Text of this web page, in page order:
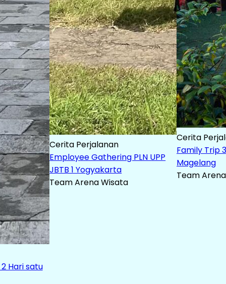
Hari satu
Cerita Perjalanan
Employee Gathering PLN UPP
JBTB 1 Yogyakarta
Team Arena Wisata
Cerita
Family Trip
Magelang
Team